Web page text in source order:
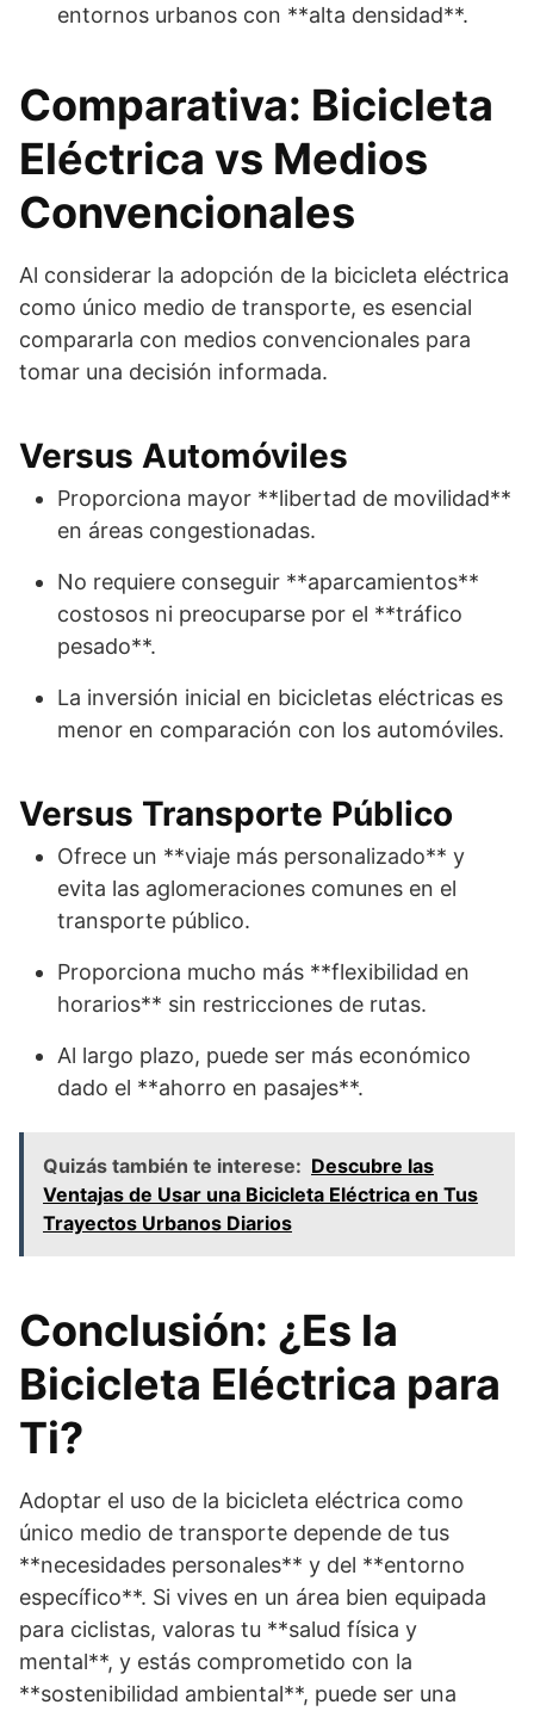
entornos urbanos con **alta densidad**.
Comparativa: Bicicleta
Eléctrica vs Medios
Convencionales
Al considerar la adopción de la bicicleta eléctrica
como único medio de transporte, es esencial
compararla con medios convencionales para
tomar una decisión informada.
Versus Automóviles
Proporciona mayor **libertad de movilidad**
en áreas congestionadas.
No requiere conseguir **aparcamientos**
costosos ni preocuparse por el **tráfico
pesado**.
La inversión inicial en bicicletas eléctricas es
menor en comparación con los automóviles.
Versus Transporte Público
Ofrece un **viaje más personalizado** y
evita las aglomeraciones comunes en el
transporte público.
Proporciona mucho más **flexibilidad en
horarios** sin restricciones de rutas.
Al largo plazo, puede ser más económico
dado el **ahorro en pasajes**.
Quizás también te interese: Descubre las
Ventajas de Usar una Bicicleta Eléctrica en Tus
Trayectos Urbanos Diarios
Conclusión: ¿Es la
Bicicleta Eléctrica para
Ti?
Adoptar el uso de la bicicleta eléctrica como
único medio de transporte depende de tus
**necesidades personales** y del **entorno
específico**. Si vives en un área bien equipada
para ciclistas, valoras tu **salud física y
mental**, y estás comprometido con la
**sostenibilidad ambiental**, puede ser una